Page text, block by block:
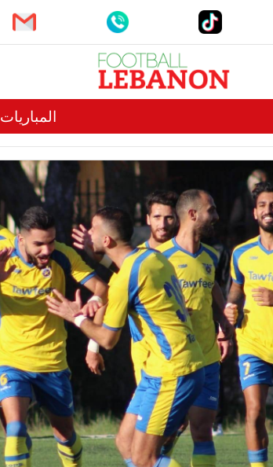
المباريات